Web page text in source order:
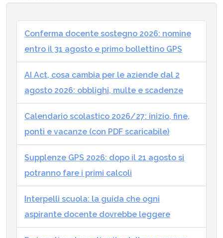
Conferma docente sostegno 2026: nomine
entro il 31 agosto e primo bollettino GPS
AI Act, cosa cambia per le aziende dal 2
agosto 2026: obblighi, multe e scadenze
Calendario scolastico 2026/27: inizio, fine,
ponti e vacanze (con PDF scaricabile)
Supplenze GPS 2026: dopo il 21 agosto si
potranno fare i primi calcoli
Interpelli scuola: la guida che ogni
aspirante docente dovrebbe leggere